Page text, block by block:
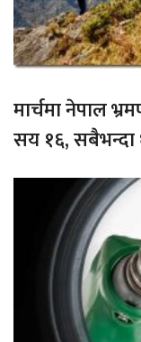
मार्चमा नेपाल
सय १६, सबैभन्दा